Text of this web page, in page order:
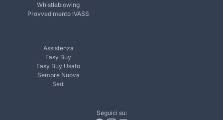
Whistleblowing
Provvedimento IVASS
Assistenza
Easy Buy
Easy Buy Usato
Sempre Nuova
Sedi
Seguici su: